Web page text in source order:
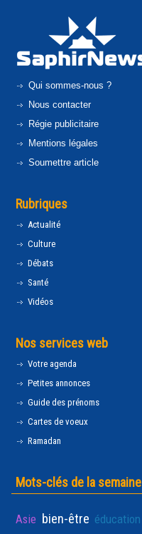
Qui sommes-nous ?
Nous contacter
Régie publicitaire
Mentions légales
Soumettre article
Rubriques
Actualité
Culture
Débats
Santé
Vidéos
Nos services web
Votre agenda
Petites annonces
Guide des prénoms
Cartes de voeux
Ramadan
Mots-clés de la semaine
Asie bien-être éducation